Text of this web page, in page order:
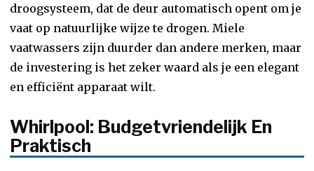
droogsysteem, dat de deur automatisch opent om je
vaat op natuurlijke wijze te drogen. Miele
vaatwassers zijn duurder dan andere merken, maar
de investering is het zeker waard als je een elegant
en efficiënt apparaat wilt.
Whirlpool: Budgetvriendelijk En
Praktisch